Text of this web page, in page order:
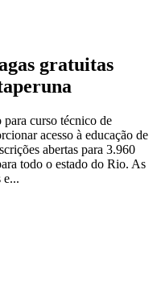
gratuitas
para curso técnico de
acesso à educação de
abertas para 3.960
todo o estado do Rio. As
e...